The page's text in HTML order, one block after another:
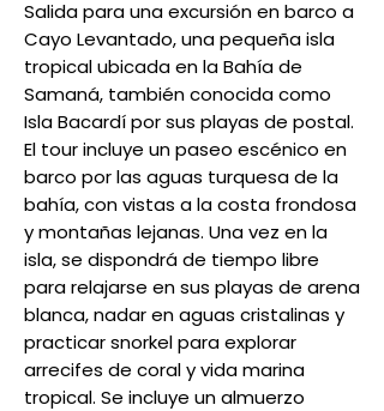
Salida para una excursión en barco a
Cayo Levantado, una pequeña isla
tropical ubicada en la Bahía de
Samaná, también conocida como
Isla Bacardí por sus playas de postal.
El tour incluye un paseo escénico en
barco por las aguas turquesa de la
bahía, con vistas a la costa frondosa
y montañas lejanas. Una vez en la
isla, se dispondrá de tiempo libre
para relajarse en sus playas de arena
blanca, nadar en aguas cristalinas y
practicar snorkel para explorar
arrecifes de coral y vida marina
tropical. Se incluye un almuerzo